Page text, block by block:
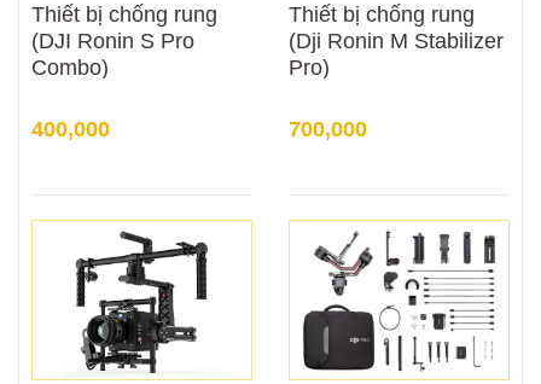
Thiết bị chống rung
(DJI Ronin S Pro
Combo)
400,000
Thiết bị chống rung
(Dji Ronin M Stabilizer
Pro)
700,000